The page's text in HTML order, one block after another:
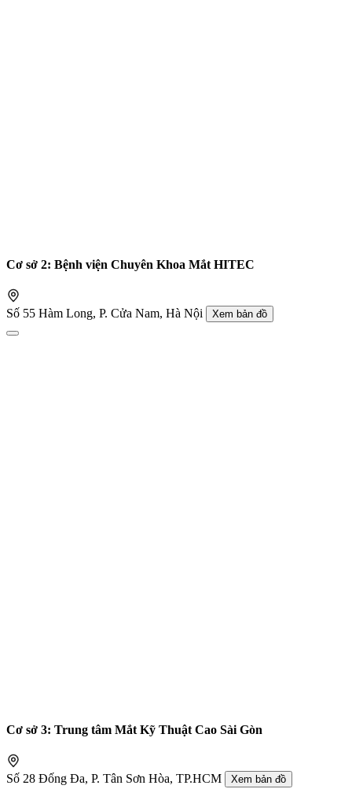
Cơ sở 2: Bệnh viện Chuyên Khoa Mắt HITEC
Số 55 Hàm Long, P. Cửa Nam, Hà Nội Xem bản đồ
Cơ sở 3: Trung tâm Mắt Kỹ Thuật Cao Sài Gòn
Số 28 Đống Đa, P. Tân Sơn Hòa, TP.HCM Xem bản đồ